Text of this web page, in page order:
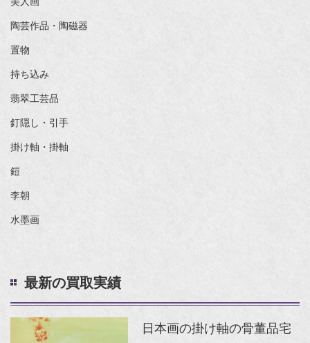
陶芸作品・陶磁器
置物
持ち込み
翡翠工芸品
釘隠し・引手
掛け軸・掛軸
鎧
李朝
水墨画
最新の買取実績
日本画の掛け軸の骨董品宅